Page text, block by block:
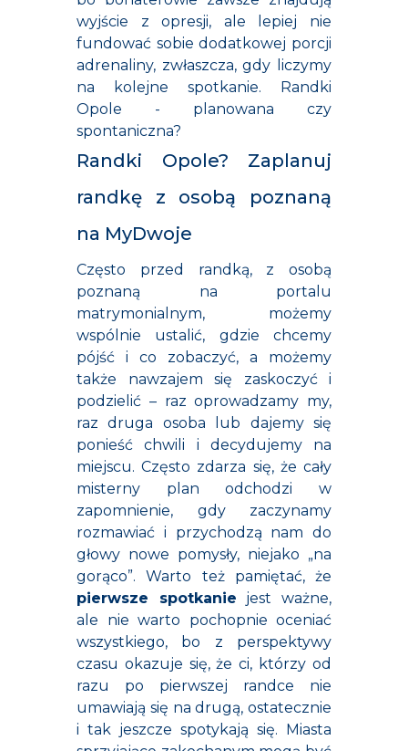
wyjście z opresji, ale lepiej nie
fundować sobie dodatkowej porcji
adrenaliny, zwłaszcza, gdy liczymy
na kolejne spotkanie. Randki
Opole - planowana czy
spontaniczna?
Randki Opole? Zaplanuj
randkę z osobą poznaną
na MyDwoje
Często przed randką, z osobą
poznaną na portalu
matrymonialnym, możemy
wspólnie ustalić, gdzie chcemy
pójść i co zobaczyć, a możemy
także nawzajem się zaskoczyć i
podzielić – raz oprowadzamy my,
raz druga osoba lub dajemy się
ponieść chwili i decydujemy na
miejscu. Często zdarza się, że cały
misterny plan odchodzi w
zapomnienie, gdy zaczynamy
rozmawiać i przychodzą nam do
głowy nowe pomysły, niejako „na
gorąco”. Warto też pamiętać, że
pierwsze spotkanie jest ważne,
ale nie warto pochopnie oceniać
wszystkiego, bo z perspektywy
czasu okazuje się, że ci, którzy od
razu po pierwszej randce nie
umawiają się na drugą, ostatecznie
i tak jeszcze spotykają się. Miasta